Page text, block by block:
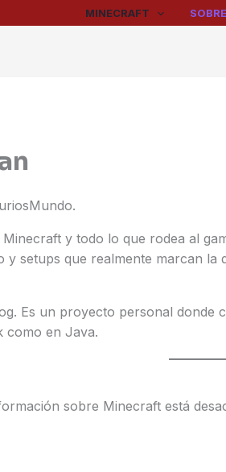
MINECRAFT
y todo lo que rodea al
y setups que realmente marcan
Es un proyecto personal
como en Java.
sobre Minecraft está